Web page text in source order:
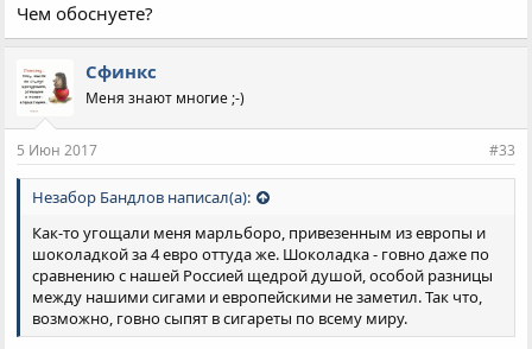
Чем обоснуете?
Сфинкс
Меня знают многие ;-)
5 Июн 2017 #33
Незабор Бандлов написал(а):
Как-то угощали меня марльборо, привезенным из европы и
шоколадкой за 4 евро оттуда же. Шоколадка - говно даже по
сравнению с нашей Россией щедрой душой, особой разницы
между нашими сигами и европейскими не заметил. Так что,
возможно, говно сыпят в сигареты по всему миру.